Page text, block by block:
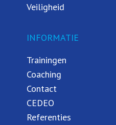
Veiligheid
INFORMATIE
Trainingen
Coaching
Contact
CEDEO
Referenties